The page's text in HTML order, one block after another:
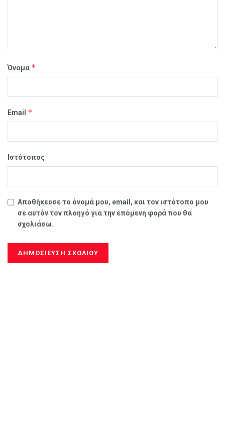
Όνομα *
Email *
Ιστότοπος
Αποθήκευσε το όνομά μου, email, και τον ιστότοπο μου
σε αυτόν τον πλοηγό για την επόμενη φορά που θα
σχολιάσω.